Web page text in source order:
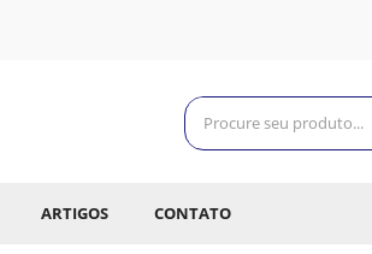
ARTIGOS CONTATO